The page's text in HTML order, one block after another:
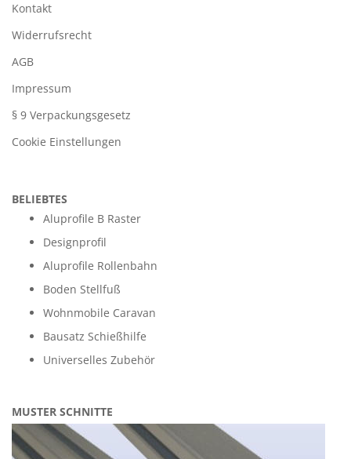
Kontakt
Widerrufsrecht
AGB
Impressum
§ 9 Verpackungsgesetz
Cookie Einstellungen
BELIEBTES
Aluprofile B Raster
Designprofil
Aluprofile Rollenbahn
Boden Stellfuß
Wohnmobile Caravan
Bausatz Schießhilfe
Universelles Zubehör
MUSTER SCHNITTE